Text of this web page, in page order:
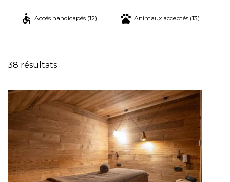
Accés handicapés (12) Animaux acceptés (13)
38 résultats